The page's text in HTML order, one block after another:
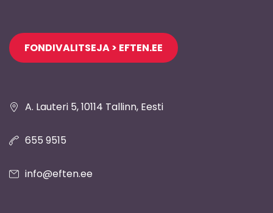
Jaluse
navigatsioon
A. Lauteri 5, 10114 Tallinn, Eesti
FONDIVALITSEJA > EFTEN.EE
655 9515
info@eften.ee